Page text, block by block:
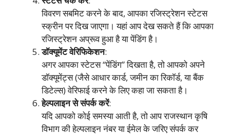
विवरण सबमिट करने के बाद, आपका रजिस्ट्रेशन स्टेटस
स्क्रीन पर दिख जाएगा। यहां आप देख सकते हैं कि आपका
रजिस्ट्रेशन अप्रूव हुआ है या पेंडिंग है।
डॉक्यूमेंट वेरिफिकेशन:
अगर आपका स्टेटस “पेंडिंग” दिखता है, तो आपको अपने
डॉक्यूमेंट्स (जैसे आधार कार्ड, जमीन का रिकॉर्ड, या बैंक
डिटेल्स) वेरिफाई करने के लिए कहा जा सकता है।
हेल्पलाइन से संपर्क करें:
यदि आपको कोई समस्या आती है, तो आप राजस्थान कृषि
विभाग की हेल्पलाइन नंबर या ईमेल के जरिए संपर्क कर